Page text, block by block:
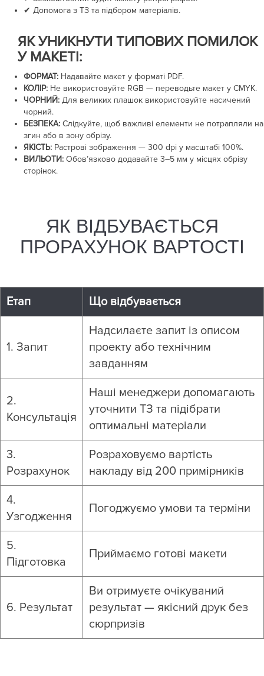
✔ Допомога з ТЗ та підбором матеріалів.
ЯК УНИКНУТИ ТИПОВИХ ПОМИЛОК
У МАКЕТІ:
ФОРМАТ: Надавайте макет у форматі PDF.
КОЛІР: Не використовуйте RGB — переводьте макет у CMYK.
ЧОРНИЙ: Для великих плашок використовуйте насичений
чорний.
БЕЗПЕКА: Слідкуйте, щоб важливі елементи не потрапляли на
згин або в зону обрізу.
ЯКІСТЬ: Растрові зображення — 300 dpi у масштабі 100%.
ВИЛЬОТИ: Обов’язково додавайте 3–5 мм у місцях обрізу
сторінок.
ЯК ВІДБУВАЄТЬСЯ
ПРОРАХУНОК ВАРТОСТІ
Етап Що відбувається
1. Запит
Надсилаєте запит із описом
проекту або технічним
завданням
2.
Консультація
Наші менеджери допомагають
уточнити ТЗ та підібрати
оптимальні матеріали
3.
Розрахунок
Розраховуємо вартість
накладу від 200 примірників
4.
Узгодження
Погоджуємо умови та терміни
5.
Підготовка
Приймаємо готові макети
6. Результат
Ви отримуєте очікуваний
результат — якісний друк без
сюрпризів